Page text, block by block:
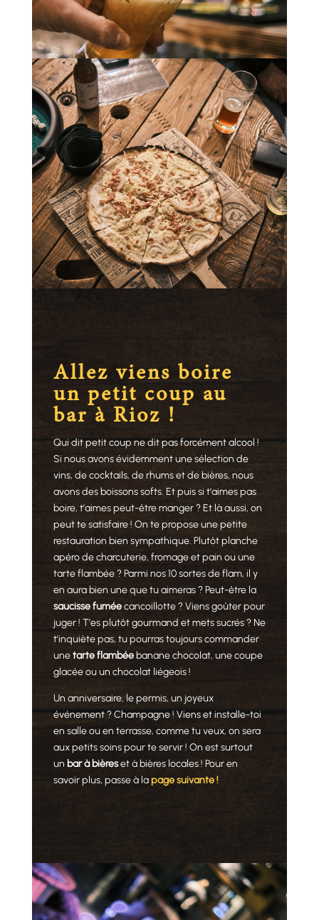
Allez viens boire
un petit coup au
bar à Rioz !
Qui dit petit coup ne dit pas forcément alcool !
Si nous avons évidemment une sélection de
vins, de cocktails, de rhums et de bières, nous
avons des boissons softs. Et puis si t’aimes pas
boire, t’aimes peut-être manger ? Et là aussi, on
peut te satisfaire ! On te propose une petite
restauration bien sympathique. Plutôt planche
apéro de charcuterie, fromage et pain ou une
tarte flambée ? Parmi nos 10 sortes de flam, il y
en aura bien une que tu aimeras ? Peut-être la
saucisse fuméecancoillotte ? Viens goûter pour
juger ! T’es plutôt gourmand et mets sucrés ? Ne
t’inquiète pas, tu pourras toujours commander
unetarte flambéebanane chocolat, une coupe
glacée ou un chocolat liégeois !
Un anniversaire, le permis, un joyeux
événement ? Champagne ! Viens et installe-toi
en salle ou en terrasse, comme tu veux, on sera
aux petits soins pour te servir ! On est surtout
un bar à bièreset à bières locales ! Pour en
savoir plus, passe à lapage suivante !